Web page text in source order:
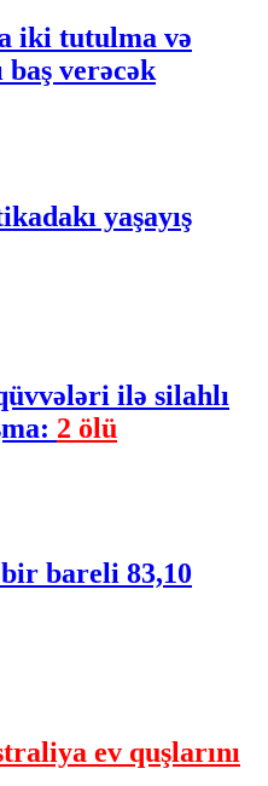
iki tutulma və
baş verəcək
yaşayış
ilə silahlı
2 ölü
bareli 83,10
ev quşlarını